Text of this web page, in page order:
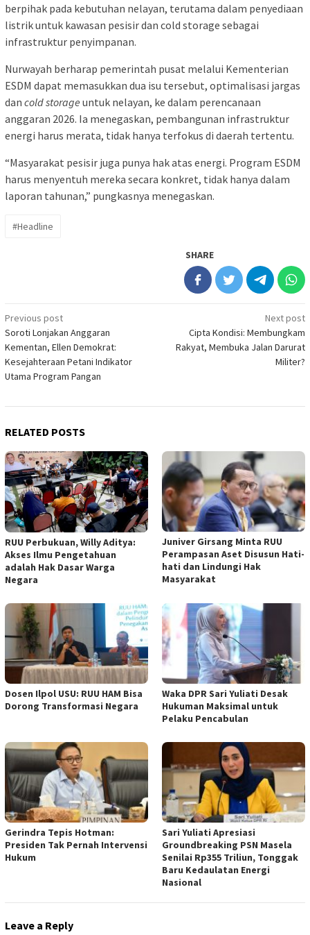
berpihak pada kebutuhan nelayan, terutama dalam penyediaan
listrik untuk kawasan pesisir dan cold storage sebagai
infrastruktur penyimpanan.
Nurwayah berharap pemerintah pusat melalui Kementerian
ESDM dapat memasukkan dua isu tersebut, optimalisasi jargas
dan cold storage untuk nelayan, ke dalam perencanaan
anggaran 2026. Ia menegaskan, pembangunan infrastruktur
energi harus merata, tidak hanya terfokus di daerah tertentu.
“Masyarakat pesisir juga punya hak atas energi. Program ESDM
harus menyentuh mereka secara konkret, tidak hanya dalam
laporan tahunan,” pungkasnya menegaskan.
#Headline
SHARE
Post
navigation
Previous post
Soroti Lonjakan Anggaran
Kementan, Ellen Demokrat:
Kesejahteraan Petani Indikator
Utama Program Pangan
Next post
Cipta Kondisi: Membungkam
Rakyat, Membuka Jalan Darurat
Militer?
RELATED POSTS
RUU Perbukuan, Willy Aditya:
Akses Ilmu Pengetahuan
adalah Hak Dasar Warga
Negara
Juniver Girsang Minta RUU
Perampasan Aset Disusun Hati-
hati dan Lindungi Hak
Masyarakat
Dosen Ilpol USU: RUU HAM Bisa
Dorong Transformasi Negara
Waka DPR Sari Yuliati Desak
Hukuman Maksimal untuk
Pelaku Pencabulan
Gerindra Tepis Hotman:
Presiden Tak Pernah Intervensi
Hukum
Sari Yuliati Apresiasi
Groundbreaking PSN Masela
Senilai Rp355 Triliun, Tonggak
Baru Kedaulatan Energi
Nasional
Leave a Reply